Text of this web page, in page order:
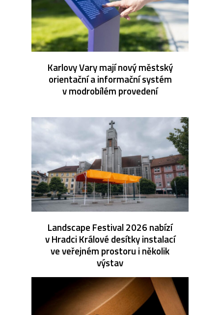
Karlovy Vary mají nový městský
orientační a informační systém
v modrobílém provedení
Landscape Festival 2026 nabízí
v Hradci Králové desítky instalací
ve veřejném prostoru i několik
výstav